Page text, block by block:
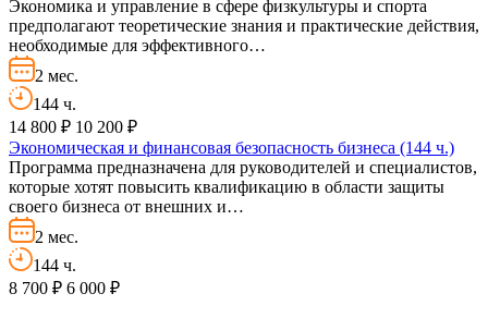
Экономика и управление в сфере физкультуры и спорта
предполагают теоретические знания и практические действия,
необходимые для эффективного…
2 мес.
144 ч.
14 800 ₽ 10 200 ₽
Экономическая и финансовая безопасность бизнеса (144 ч.)
Программа предназначена для руководителей и специалистов,
которые хотят повысить квалификацию в области защиты
своего бизнеса от внешних и…
2 мес.
144 ч.
8 700 ₽ 6 000 ₽